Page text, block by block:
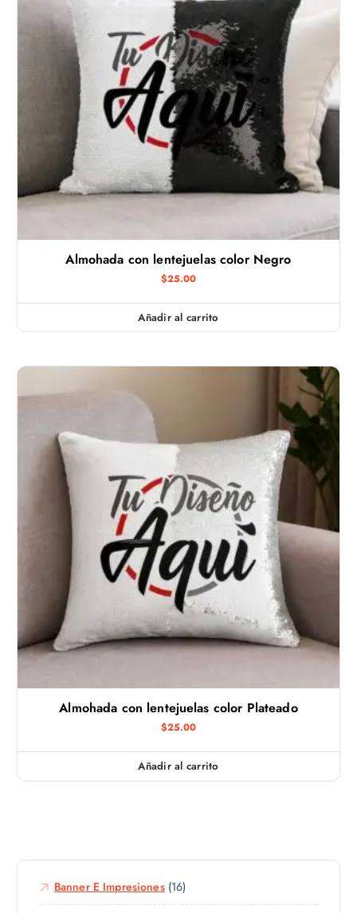
Almohada con lentejuelas color Negro
$25.00
Añadir al carrito
Almohada con lentejuelas color Plateado
$25.00
Añadir al carrito
Banner E Impresiones(16)